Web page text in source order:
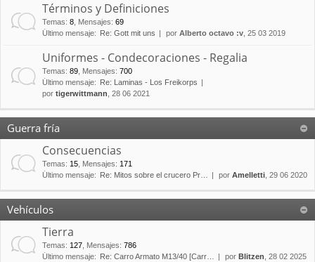
Términos y Definiciones
Temas: 8 Mensajes: 69
Último mensaje:
Re: Gott mit uns por Alberto octavo :v , 25 03 2019
Uniformes - Condecoraciones - Regalia
Temas: 89 Mensajes: 700
Último mensaje:
Re: Laminas - Los Freikorps
por tigerwittmann , 28 06 2021
Guerra fría
Consecuencias
Temas: 15 Mensajes: 171
Último mensaje:
Re: Mitos sobre el crucero Pr… por Amelletti , 29 06 2020
Vehículos
Tierra
Temas: 127 Mensajes: 786
Último mensaje:
Re: Carro Armato M13/40 [Carr… por Blitzen , 28 02 2025